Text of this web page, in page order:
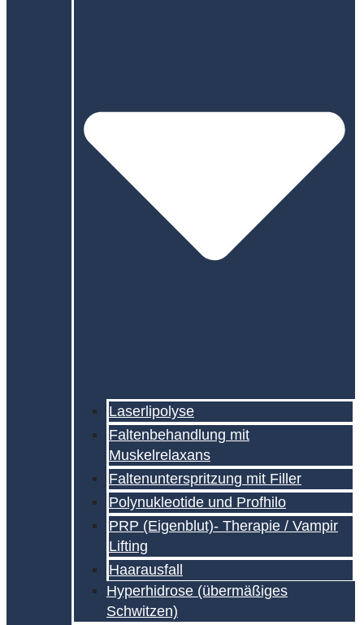
Laserlipolyse
Faltenbehandlung mit
Muskelrelaxans
Falten­unterspritzung mit Filler
Polynukleotide und Profhilo
PRP (Eigenblut)- Therapie / Vampir
Lifting
Haarausfall
Hyperhidrose (übermäßiges
Schwitzen)